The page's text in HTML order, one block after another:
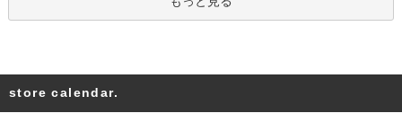
store calendar.